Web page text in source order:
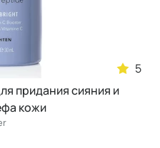
5
придания сияния и
кожи